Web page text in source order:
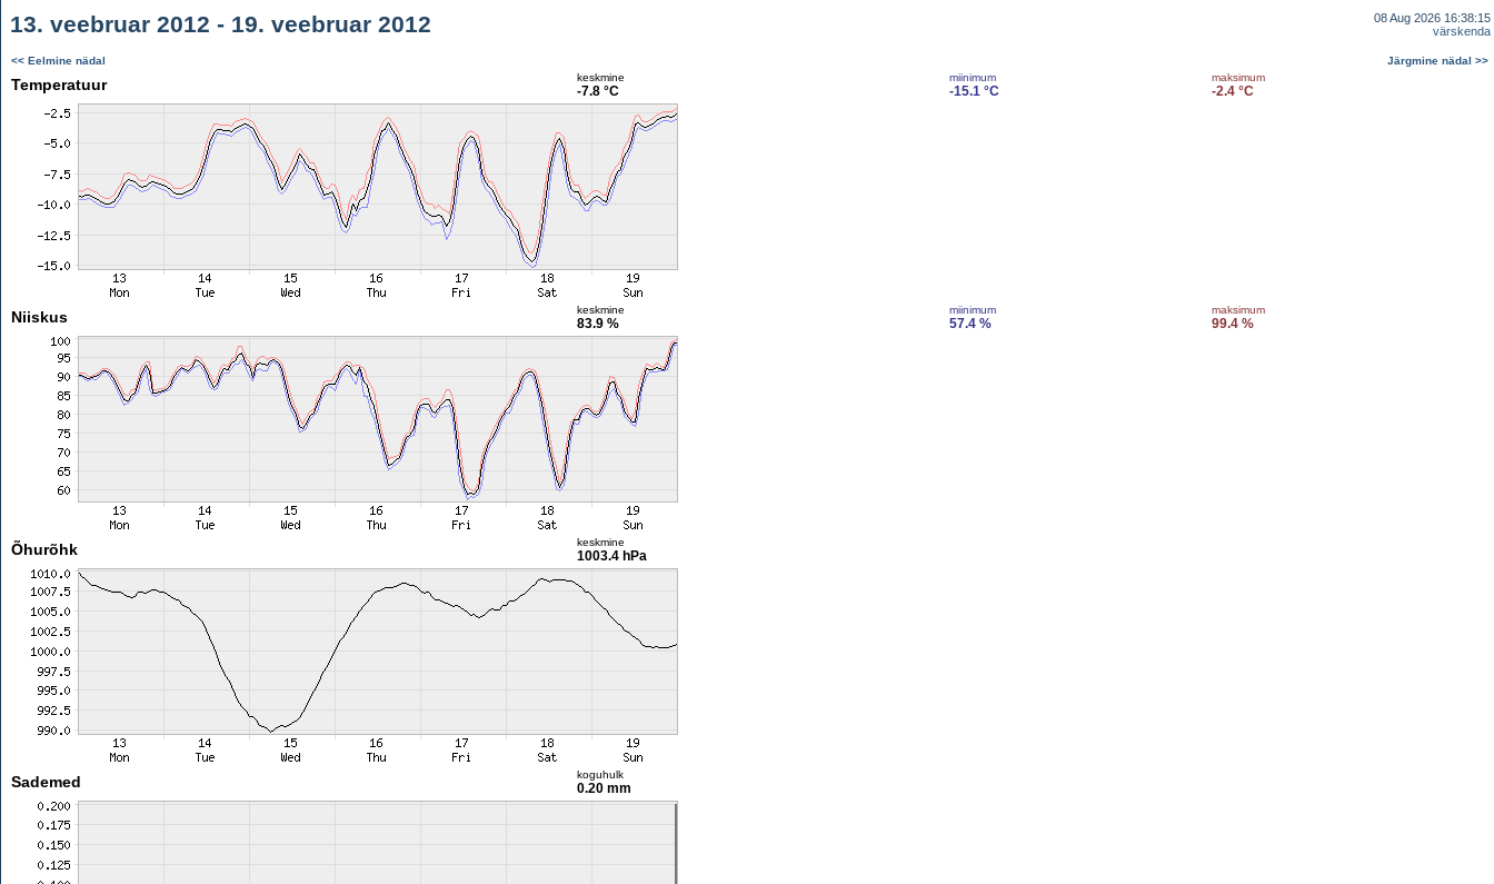
13. veebruar 2012 - 19. veebruar 2012
08 Aug 2026 16:38:15
värskenda
<< Eelmine nädal Järgmine nädal >>
Temperatuur keskmine
-7.8 °C
miinimum
-15.1 °C
maksimum
-2.4 °C
Niiskus keskmine
83.9 %
miinimum
57.4 %
maksimum
99.4 %
Õhurõhk keskmine
1003.4 hPa
Sademed koguhulk
0.20 mm